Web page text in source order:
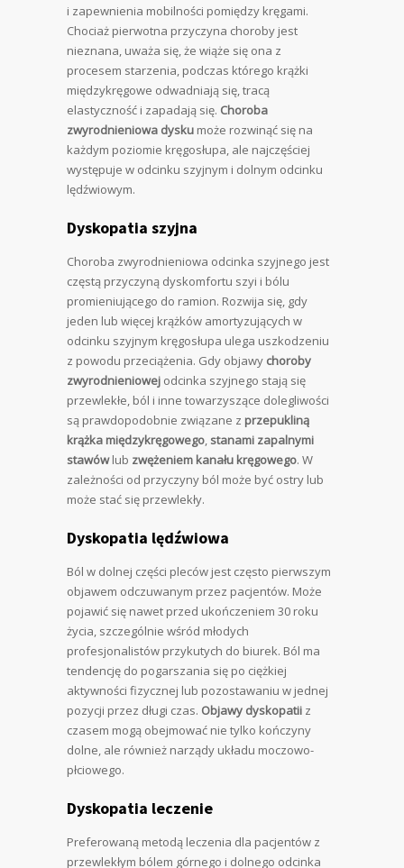
i zapewnienia mobilności pomiędzy kręgami.
Chociaż pierwotna przyczyna choroby jest
nieznana, uważa się, że wiąże się ona z
procesem starzenia, podczas którego krążki
międzykręgowe odwadniają się, tracą
elastyczność i zapadają się. Choroba
zwyrodnieniowa dysku może rozwinąć się na
każdym poziomie kręgosłupa, ale najczęściej
występuje w odcinku szyjnym i dolnym odcinku
lędźwiowym.
Dyskopatia szyjna
Choroba zwyrodnieniowa odcinka szyjnego jest
częstą przyczyną dyskomfortu szyi i bólu
promieniującego do ramion. Rozwija się, gdy
jeden lub więcej krążków amortyzujących w
odcinku szyjnym kręgosłupa ulega uszkodzeniu
z powodu przeciążenia. Gdy objawy choroby
zwyrodnieniowej odcinka szyjnego stają się
przewlekłe, ból i inne towarzyszące dolegliwości
są prawdopodobnie związane z przepukliną
krążka międzykręgowego, stanami zapalnymi
stawówlub zwężeniem kanału kręgowego. W
zależności od przyczyny ból może być ostry lub
może stać się przewlekły.
Dyskopatia lędźwiowa
Ból w dolnej części pleców jest często pierwszym
objawem odczuwanym przez pacjentów. Może
pojawić się nawet przed ukończeniem 30 roku
życia, szczególnie wśród młodych
profesjonalistów przykutych do biurek. Ból ma
tendencję do pogarszania się po ciężkiej
aktywności fizycznej lub pozostawaniu w jednej
pozycji przez długi czas. Objawy dyskopatii z
czasem mogą obejmować nie tylko kończyny
dolne, ale również narządy układu moczowo-
płciowego.
Dyskopatia leczenie
Preferowaną metodą leczenia dla pacjentów z
przewlekłym bólem górnego i dolnego odcinka